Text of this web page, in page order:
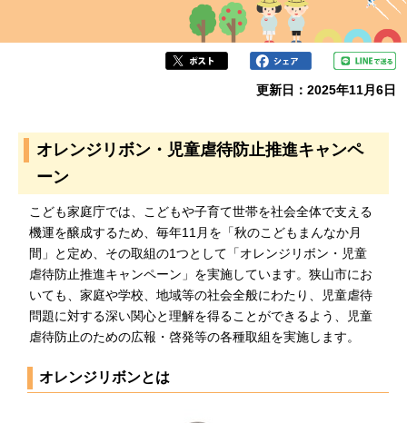
更新日：2025年11月6日
オレンジリボン・児童虐待防止推進キャンペ
ーン
こども家庭庁では、こどもや子育て世帯を社会全体で支える
機運を醸成するため、毎年11月を「秋のこどもまんなか月
間」と定め、その取組の1つとして「オレンジリボン・児童
虐待防止推進キャンペーン」を実施しています。狭山市にお
いても、家庭や学校、地域等の社会全般にわたり、児童虐待
問題に対する深い関心と理解を得ることができるよう、児童
虐待防止のための広報・啓発等の各種取組を実施します。
オレンジリボンとは